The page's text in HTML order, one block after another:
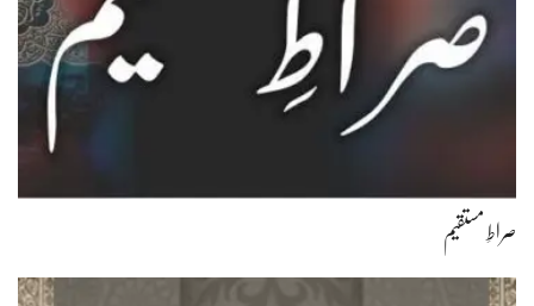
صراطِ مستقیم